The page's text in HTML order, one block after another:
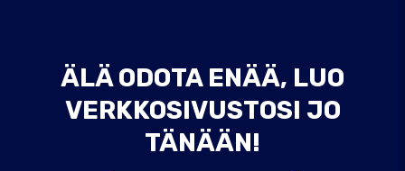
ÄLÄ ODOTA ENÄÄ, LUO
VERKKOSIVUSTOSI JO
TÄNÄÄN!